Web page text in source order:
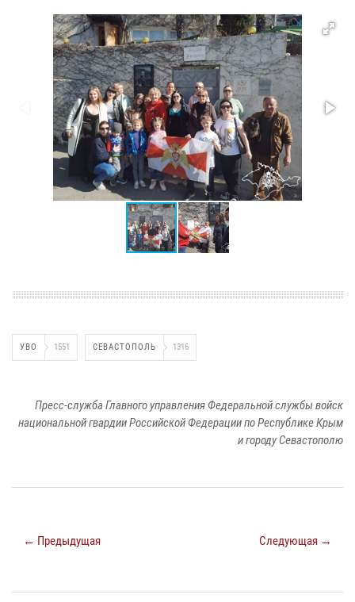
УВО 1551 СЕВАСТОПОЛЬ 1316
Пресс-служба Главного управления Федеральной службы войск
национальной гвардии Российской Федерации по Республике Крым
и городу Севастополю
← Предыдущая Следующая →